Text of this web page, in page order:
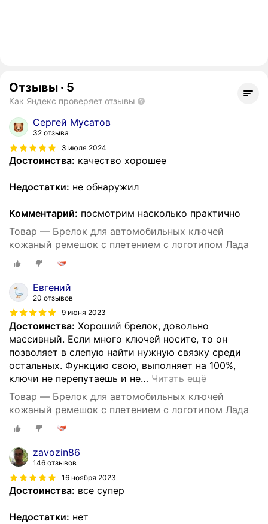
Отзывы · 5
Как Яндекс проверяет отзывы
Сергей Мусатов
32 отзыва
3 июля 2024
Достоинства: качество хорошее
Недостатки: не обнаружил
Комментарий: посмотрим насколько практично
Товар — Брелок для автомобильных ключей
кожаный ремешок с плетением с логотипом Лада
Евгений
20 отзывов
9 июня 2023
Достоинства: Хороший брелок, довольно
массивный. Если много ключей носите, то он
позволяет в слепую найти нужную связку среди
остальных. Функцию свою, выполняет на 100%,
ключи не перепутаешь и не… Читать ещё
Товар — Брелок для автомобильных ключей
кожаный ремешок с плетением с логотипом Лада
zavozin86
146 отзывов
16 ноября 2023
Достоинства: все супер
Недостатки: нет